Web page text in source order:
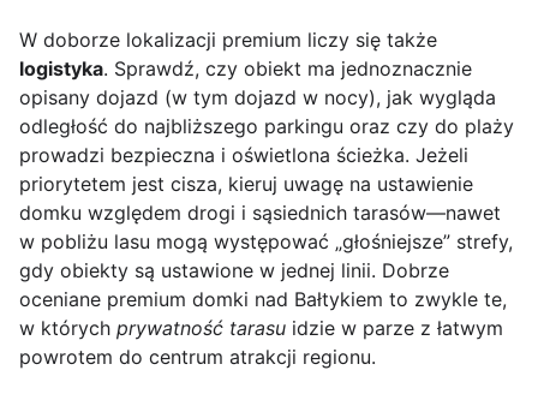
W doborze lokalizacji premium liczy się także
logistyka. Sprawdź, czy obiekt ma jednoznacznie
opisany dojazd (w tym dojazd w nocy), jak wygląda
odległość do najbliższego parkingu oraz czy do plaży
prowadzi bezpieczna i oświetlona ścieżka. Jeżeli
priorytetem jest cisza, kieruj uwagę na ustawienie
domku względem drogi i sąsiednich tarasów—nawet
w pobliżu lasu mogą występować „głośniejsze” strefy,
gdy obiekty są ustawione w jednej linii. Dobrze
oceniane premium domki nad Bałtykiem to zwykle te,
w których prywatność tarasu idzie w parze z łatwym
powrotem do centrum atrakcji regionu.